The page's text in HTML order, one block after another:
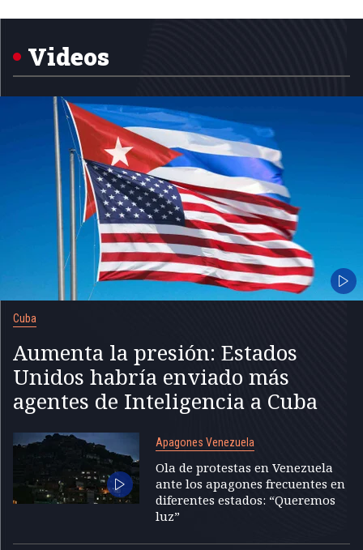
5
Videos
Cuba
Aumenta la presión: Estados
Unidos habría enviado más
agentes de Inteligencia a Cuba
Apagones Venezuela
Ola de protestas en Venezuela
ante los apagones frecuentes en
diferentes estados: “Queremos
luz”